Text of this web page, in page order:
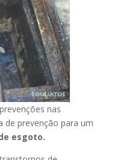
nas
de prevenção para um
esgoto.